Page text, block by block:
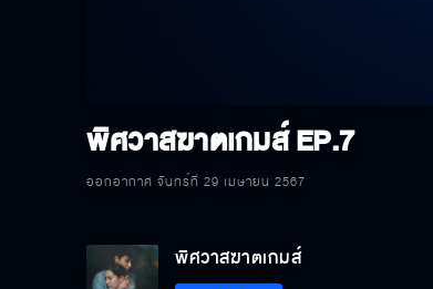
พิศวาสฆาตเกมส์EP.7
ออกอากาศ จันทร์ที่ 29 เมษายน 2567
พิศวาสฆาตเกมส์